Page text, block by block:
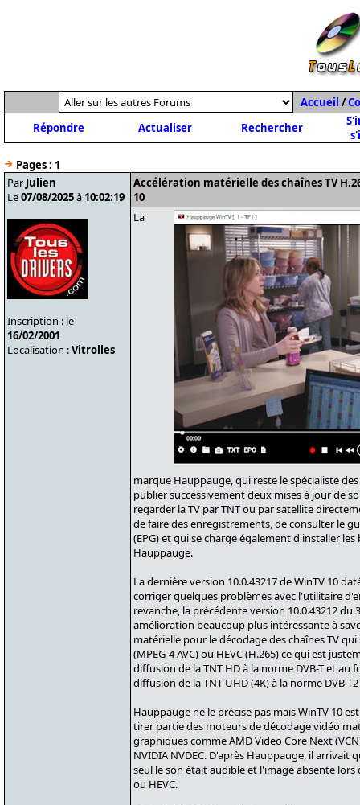
Accueil /
Répondre
Actualiser Rechercher
Pages : 1
Par Julien
Le07/08/2025à 10:02:19
Inscription : le
16/02/2001
Localisation :Vitrolles
Accélération matérielle des chaînes TV
10
La
marque Hauppauge, qui reste le spécialiste
publier successivement deux mises à jour de
regarder la TV par TNT ou par satellite
de faire des enregistrements, de consulter le
(EPG) et qui se charge également d'installer
Hauppauge.
La dernière version 10.0.43217 de WinTV 10
corriger quelques problèmes avec l'utilitaire
revanche, la précédente version 10.0.43212
amélioration beaucoup plus intéressante à
matérielle pour le décodage des chaînes TV
(MPEG-4 AVC) ou HEVC (H.265) ce qui est
diffusion de la TNT HD à la norme DVB-T et au
diffusion de la TNT UHD (4K) à la norme DVB-
Hauppauge ne le précise pas mais WinTV 10
tirer partie des moteurs de décodage vidéo
graphiques comme AMD Video Core Next
NVIDIA NVDEC. D'après Hauppauge, il arrivait
seul le son était audible et l'image absente
ou HEVC.